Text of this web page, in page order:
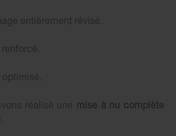
entièrement révisé.
réalisé une mise à nu complète